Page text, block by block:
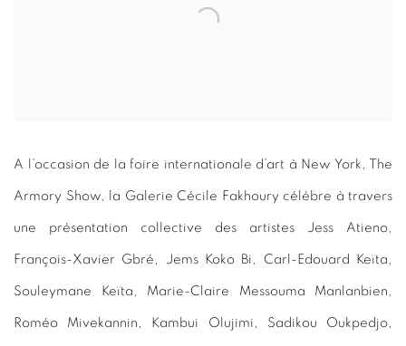
A l’occasion de la foire internationale d’art à New York, The
Armory Show, la Galerie Cécile Fakhoury célébre à travers
une présentation collective des artistes Jess Atieno,
François-Xavier Gbré, Jems Koko Bi, Carl-Edouard Keïta,
Souleymane Keïta, Marie-Claire Messouma Manlanbien,
Roméo Mivekannin, Kambui Olujimi, Sadikou Oukpedjo,